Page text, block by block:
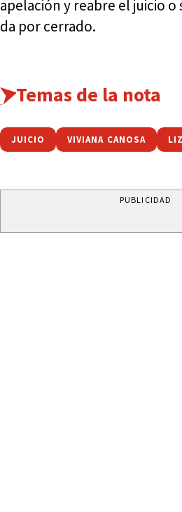
apelación y reabre el juicio
da por cerrado.
Temas de la nota
JUICIO VIVIANA CANOSA
PUBLICIDAD